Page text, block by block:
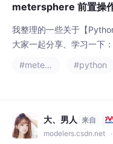
metersphere 前置操
我整理的一些关于【
大家一起分享、学习一下
位刚入行的小白了解如何
#metersphere #python
大、男人 来自
modelers.csdn.net